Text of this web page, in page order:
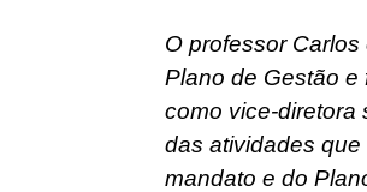
O professor
Plano de Gestão e
como vice-diretora
das atividades
mandato e do